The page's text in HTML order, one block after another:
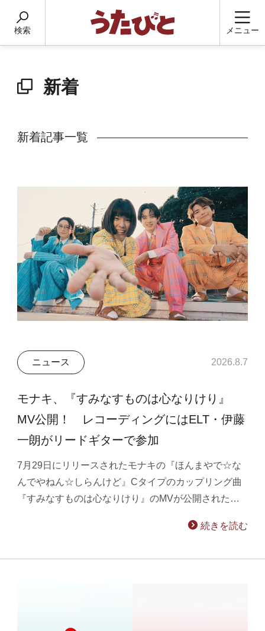
検索 メニュー
新着
新着記事一覧
ニュース 2026.8.7
モナキ、『すみなすものは心なりけり』
MV公開！ レコーディングにはELT・伊藤
一朗がリードギターで参加
7月29日にリリースされたモナキの『ほんまやで☆な
んでやねん☆しらんけど』Cタイプのカップリング曲
『すみなすものは心なりけり』のMVが公開された…
続きを読む